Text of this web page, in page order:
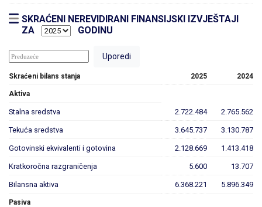
SKRAĆENI NEREVIDIRANI FINANSIJSKI IZVJEŠTAJI
ZA
GODINU
Skraćeni bilans stanja 2025 2024
Aktiva
Stalna sredstva 2.722.484 2.765.562
Tekuća sredstva 3.645.737 3.130.787
Gotovinski ekvivalenti i gotovina 2.128.669 1.413.418
Kratkoročna razgraničenja 5.600 13.707
Bilansna aktiva 6.368.221 5.896.349
Pasiva